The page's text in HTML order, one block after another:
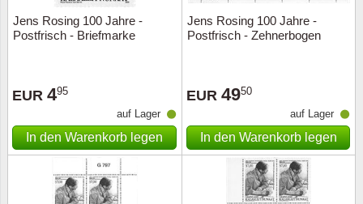
Jens Rosing 100 Jahre -
Postfrisch - Briefmarke
EUR 495
auf Lager
In den Warenkorb legen
Jens Rosing 100 Jahre -
Postfrisch - Zehnerbogen
EUR 4950
auf Lager
In den Warenkorb legen